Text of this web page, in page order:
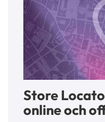
Store
online och